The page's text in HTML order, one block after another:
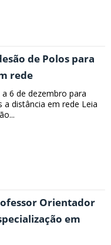
de Polos para
rede
6 de dezembro para
distância em rede Leia
Orientador
em